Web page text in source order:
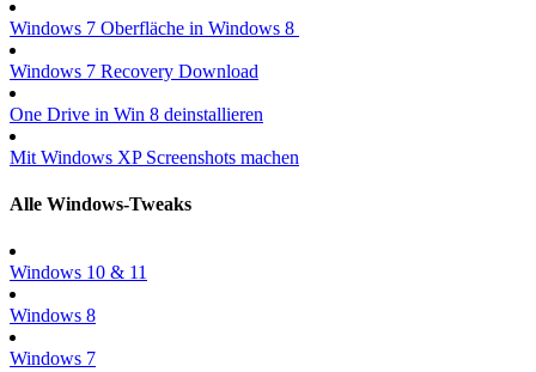
Windows 7 Oberfläche in Windows 8
Windows 7 Recovery Download
One Drive in Win 8 deinstallieren
Mit Windows XP Screenshots machen
Alle Windows-Tweaks
Windows 10 & 11
Windows 8
Windows 7